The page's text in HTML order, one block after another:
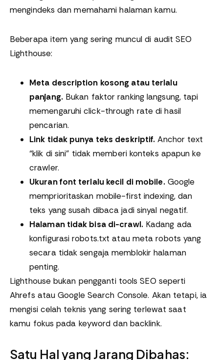
mengindeks dan memahami halaman kamu.
Beberapa item yang sering muncul di audit SEO
Lighthouse:
Meta description kosong atau terlalu
panjang.Bukan faktor ranking langsung, tapi
memengaruhi click-through rate di hasil
pencarian.
Link tidak punya teks deskriptif. Anchor text
“klik di sini” tidak memberi konteks apapun ke
crawler.
Ukuran font terlalu kecil di mobile.Google
memprioritaskan mobile-first indexing, dan
teks yang susah dibaca jadi sinyal negatif.
Halaman tidak bisa di-crawl.Kadang ada
konfigurasi robots.txt atau meta robots yang
secara tidak sengaja memblokir halaman
penting.
Lighthouse bukan pengganti tools SEO seperti
Ahrefs atau Google Search Console. Akan tetapi, ia
mengisi celah teknis yang sering terlewat saat
kamu fokus pada keyword dan backlink.
Satu Hal yang Jarang Dibahas: